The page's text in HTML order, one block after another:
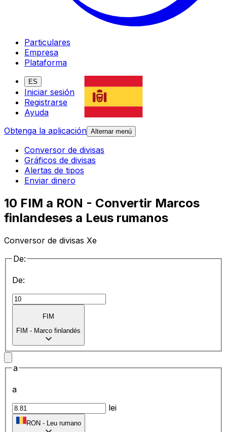
Particulares
Empresa
Plataforma
ES
Iniciar sesión
Registrarse
Ayuda
Obtenga la aplicación Alternar menú
Conversor de divisas
Gráficos de divisas
Alertas de tipos
Enviar dinero
10 FIM a RON - Convertir Marcos
finlandeses a Leus rumanos
Conversor de divisas Xe
De:
De:
FIM
FIM - Marco finlandés
a
a
lei
RON - Leu rumano